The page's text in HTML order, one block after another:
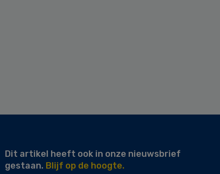
Dit artikel heeft ook in onze nieuwsbrief
gestaan. Blijf op de hoogte.